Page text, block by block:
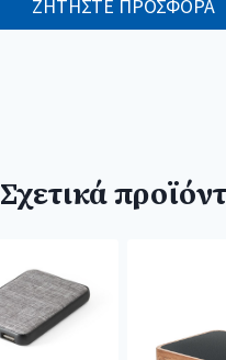
ΖΗΤΗΣΤΕ ΠΡΟΣΦΟΡΑ
Σχετικά